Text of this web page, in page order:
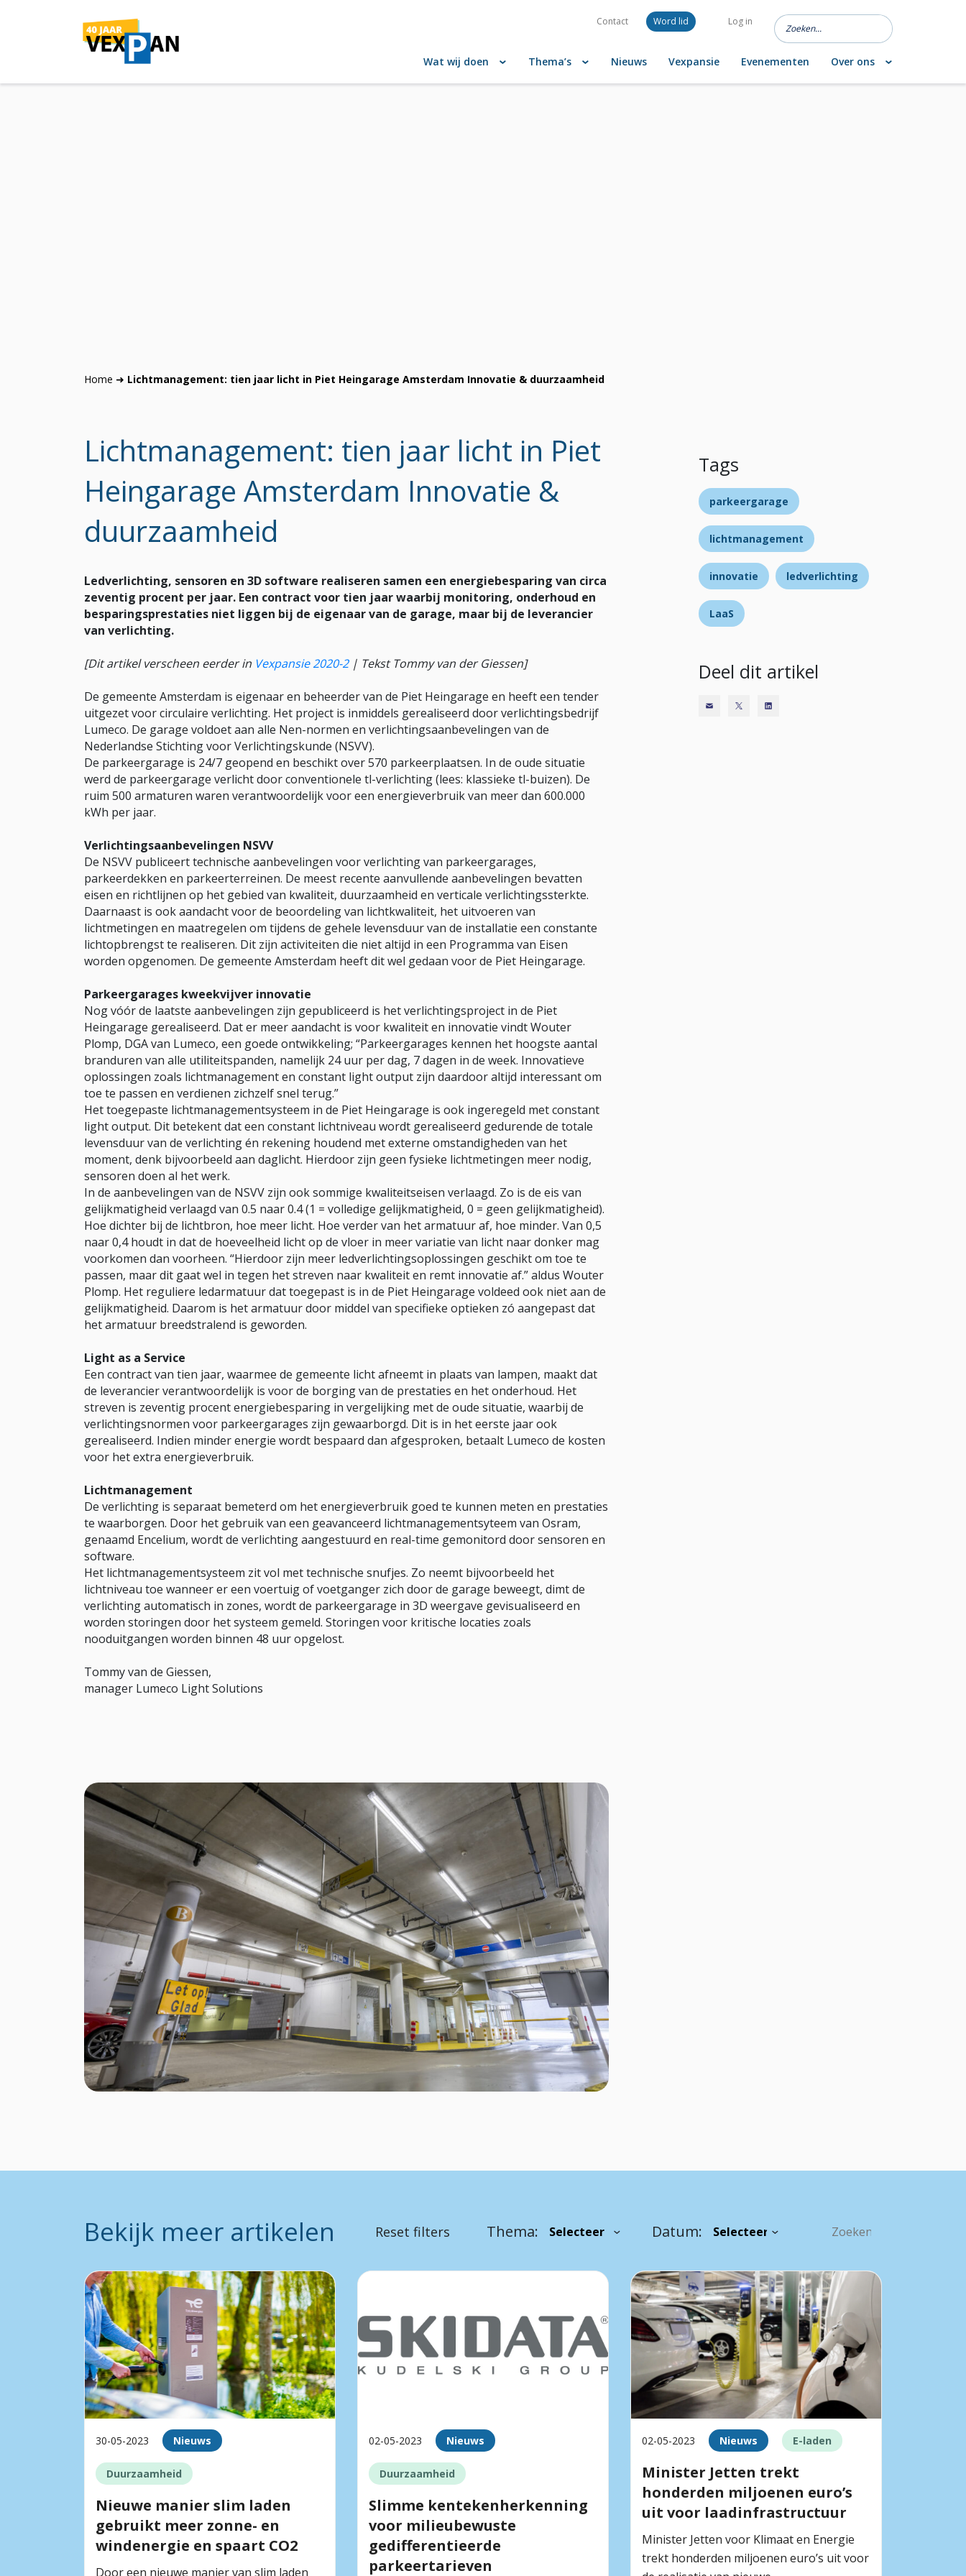
Contact Word lid Log in
Wat wij doen Thema’s Nieuws Vexpansie Evenementen Over ons
Home ➜ Lichtmanagement: tien jaar licht in Piet Heingarage Amsterdam Innovatie & duurzaamheid
Lichtmanagement: tien jaar licht in Piet
Heingarage Amsterdam Innovatie &
duurzaamheid
Ledverlichting, sensoren en 3D software realiseren samen een energiebesparing van circa
zeventig procent per jaar. Een contract voor tien jaar waarbij monitoring, onderhoud en
besparingsprestaties niet liggen bij de eigenaar van de garage, maar bij de leverancier
van verlichting.
[Dit artikel verscheen eerder in Vexpansie 2020-2| Tekst Tommy van der Giessen]
De gemeente Amsterdam is eigenaar en beheerder van de Piet Heingarage en heeft een tender
uitgezet voor circulaire verlichting. Het project is inmiddels gerealiseerd door verlichtingsbedrijf
Lumeco. De garage voldoet aan alle Nen-normen en verlichtingsaanbevelingen van de
Nederlandse Stichting voor Verlichtingskunde (NSVV).
De parkeergarage is 24/7 geopend en beschikt over 570 parkeerplaatsen. In de oude situatie
werd de parkeergarage verlicht door conventionele tl-verlichting (lees: klassieke tl-buizen). De
ruim 500 armaturen waren verantwoordelijk voor een energieverbruik van meer dan 600.000
kWh per jaar.
Verlichtingsaanbevelingen NSVV
De NSVV publiceert technische aanbevelingen voor verlichting van parkeergarages,
parkeerdekken en parkeerterreinen. De meest recente aanvullende aanbevelingen bevatten
eisen en richtlijnen op het gebied van kwaliteit, duurzaamheid en verticale verlichtingssterkte.
Daarnaast is ook aandacht voor de beoordeling van lichtkwaliteit, het uitvoeren van
lichtmetingen en maatregelen om tijdens de gehele levensduur van de installatie een constante
lichtopbrengst te realiseren. Dit zijn activiteiten die niet altijd in een Programma van Eisen
worden opgenomen. De gemeente Amsterdam heeft dit wel gedaan voor de Piet Heingarage.
Parkeergarages kweekvijver innovatie
Nog vóór de laatste aanbevelingen zijn gepubliceerd is het verlichtingsproject in de Piet
Heingarage gerealiseerd. Dat er meer aandacht is voor kwaliteit en innovatie vindt Wouter
Plomp, DGA van Lumeco, een goede ontwikkeling; “Parkeergarages kennen het hoogste aantal
branduren van alle utiliteitspanden, namelijk 24 uur per dag, 7 dagen in de week. Innovatieve
oplossingen zoals lichtmanagement en constant light output zijn daardoor altijd interessant om
toe te passen en verdienen zichzelf snel terug.”
Het toegepaste lichtmanagementsysteem in de Piet Heingarage is ook ingeregeld met constant
light output. Dit betekent dat een constant lichtniveau wordt gerealiseerd gedurende de totale
levensduur van de verlichting én rekening houdend met externe omstandigheden van het
moment, denk bijvoorbeeld aan daglicht. Hierdoor zijn geen fysieke lichtmetingen meer nodig,
sensoren doen al het werk.
In de aanbevelingen van de NSVV zijn ook sommige kwaliteitseisen verlaagd. Zo is de eis van
gelijkmatigheid verlaagd van 0.5 naar 0.4 (1 = volledige gelijkmatigheid, 0 = geen gelijkmatigheid).
Hoe dichter bij de lichtbron, hoe meer licht. Hoe verder van het armatuur af, hoe minder. Van 0,5
naar 0,4 houdt in dat de hoeveelheid licht op de vloer in meer variatie van licht naar donker mag
voorkomen dan voorheen. “Hierdoor zijn meer ledverlichtingsoplossingen geschikt om toe te
passen, maar dit gaat wel in tegen het streven naar kwaliteit en remt innovatie af.” aldus Wouter
Plomp. Het reguliere ledarmatuur dat toegepast is in de Piet Heingarage voldeed ook niet aan de
gelijkmatigheid. Daarom is het armatuur door middel van specifieke optieken zó aangepast dat
het armatuur breedstralend is geworden.
Light as a Service
Een contract van tien jaar, waarmee de gemeente licht afneemt in plaats van lampen, maakt dat
de leverancier verantwoordelijk is voor de borging van de prestaties en het onderhoud. Het
streven is zeventig procent energiebesparing in vergelijking met de oude situatie, waarbij de
verlichtingsnormen voor parkeergarages zijn gewaarborgd. Dit is in het eerste jaar ook
gerealiseerd. Indien minder energie wordt bespaard dan afgesproken, betaalt Lumeco de kosten
voor het extra energieverbruik.
Lichtmanagement
De verlichting is separaat bemeterd om het energieverbruik goed te kunnen meten en prestaties
te waarborgen. Door het gebruik van een geavanceerd lichtmanagementsyteem van Osram,
genaamd Encelium, wordt de verlichting aangestuurd en real-time gemonitord door sensoren en
software.
Het lichtmanagementsysteem zit vol met technische snufjes. Zo neemt bijvoorbeeld het
lichtniveau toe wanneer er een voertuig of voetganger zich door de garage beweegt, dimt de
verlichting automatisch in zones, wordt de parkeergarage in 3D weergave gevisualiseerd en
worden storingen door het systeem gemeld. Storingen voor kritische locaties zoals
nooduitgangen worden binnen 48 uur opgelost.
Tommy van de Giessen,
manager Lumeco Light Solutions
Tags
parkeergarage
lichtmanagement
innovatie ledverlichting
LaaS
Deel dit artikel
Bekijk meer artikelen Reset filters Thema: Datum:
30-05-2023 Nieuws
Duurzaamheid
Nieuwe manier slim laden
gebruikt meer zonne- en
windenergie en spaart CO2
Door een nieuwe manier van slim laden
02-05-2023 Nieuws
Duurzaamheid
Slimme kentekenherkenning
voor milieubewuste
gedifferentieerde
parkeertarieven
02-05-2023 Nieuws E-laden
Minister Jetten trekt
honderden miljoenen euro’s
uit voor laadinfrastructuur
Minister Jetten voor Klimaat en Energie
trekt honderden miljoenen euro’s uit voor